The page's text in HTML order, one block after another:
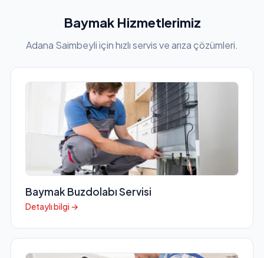
Baymak Hizmetlerimiz
Adana Saimbeyli için hızlı servis ve arıza çözümleri.
Baymak Buzdolabı Servisi
Detaylı bilgi →